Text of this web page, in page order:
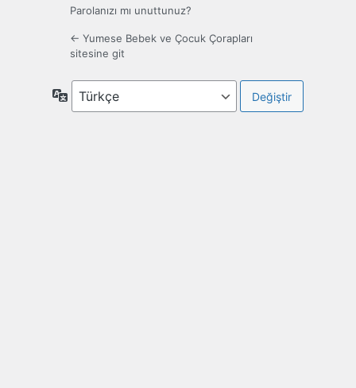
Parolanızı mı unuttunuz?
← Yumese Bebek ve Çocuk Çorapları
sitesine git
Dil